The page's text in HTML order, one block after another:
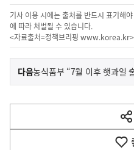
기사 이용 시에는 출처를 반드시 표기해
에 따라 처벌될 수 있습니다.
<자료출처=정책브리핑 www.korea.kr>
이
전
다
음
다음기
사
농식품부 “7월 이후 햇과일